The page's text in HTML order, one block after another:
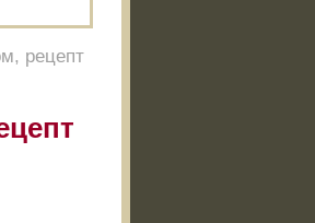
рецепт